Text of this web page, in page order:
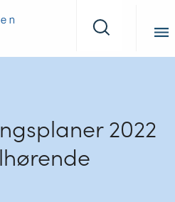
Søk
2022